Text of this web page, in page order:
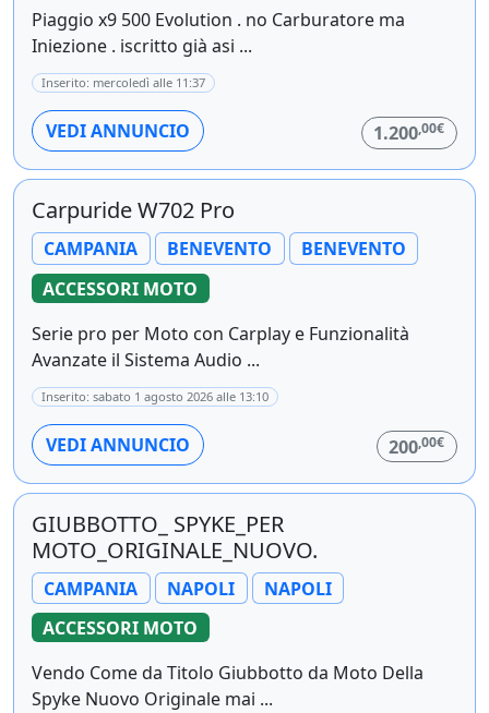
Piaggio x9 500 Evolution . no Carburatore ma
Iniezione . iscritto già asi ...
Inserito: mercoledì alle 11:37
VEDI ANNUNCIO 1.200,00€
Carpuride W702 Pro
CAMPANIA BENEVENTO
BENEVENTO
ACCESSORI MOTO
Serie pro per Moto con Carplay e Funzionalità
Avanzate il Sistema Audio ...
Inserito: sabato 1 agosto 2026 alle 13:10
VEDI ANNUNCIO 200,00€
GIUBBOTTO_ SPYKE_PER
MOTO_ORIGINALE_NUOVO.
CAMPANIA NAPOLI
NAPOLI
ACCESSORI MOTO
Vendo Come da Titolo Giubbotto da Moto Della
Spyke Nuovo Originale mai ...